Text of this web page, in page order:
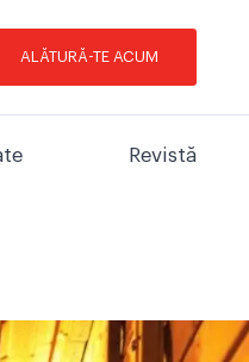
ALĂTURĂ-TE ACUM
Revistă